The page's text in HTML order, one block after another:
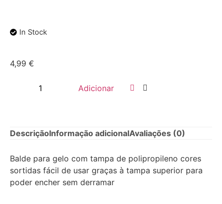
In Stock
4,99 €
Adicionar
DescriçãoInformação adicionalAvaliações (0)
Balde para gelo com tampa de polipropileno cores
sortidas fácil de usar graças à tampa superior para
poder encher sem derramar